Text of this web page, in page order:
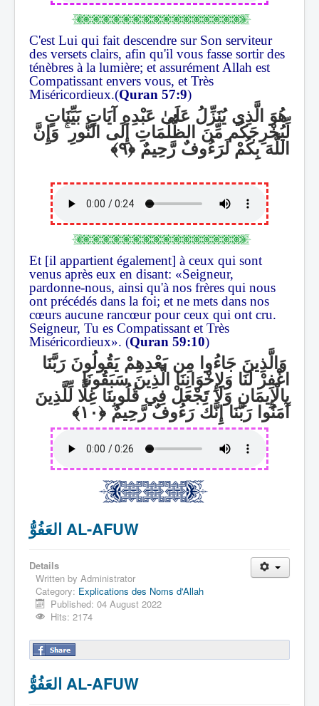
C'est Lui qui fait descendre sur Son serviteur
des versets clairs, afin qu'il vous fasse sortir des
ténèbres à la lumière; et assurément Allah est
Compatissant envers vous, et Très
Miséricordieux.(Quran 57:9)
هُوَ الَّذِي يُنَزِّلُ عَلَىٰ عَبْدِهِ آيَاتٍ بَيِّنَاتٍ
لِّيُخْرِجَكُم مِّنَ الظُّلُمَاتِ إِلَى النُّورِۚ وَإِنَّ
اللَّهَ بِكُمْ لَرَءُوفٌ رَّحِيمٌ
Et [il appartient également] à ceux qui sont
venus après eux en disant: «Seigneur,
pardonne-nous, ainsi qu'à nos frères qui nous
ont précédés dans la foi; et ne mets dans nos
cœurs aucune rancœur pour ceux qui ont cru.
Seigneur, Tu es Compatissant et Très
Miséricordieux». (Quran 59:10)
وَالَّذِينَ جَاءُوا مِن بَعْدِهِمْ يَقُولُونَ رَبَّنَا
اغْفِرْ لَنَا وَلِإِخْوَانِنَا الَّذِينَ سَبَقُونَا
بِالْإِيمَانِ وَلَا تَجْعَلْ فِي قُلُوبِنَا غِلًّا لِّلَّذِينَ
آمَنُوا رَبَّنَا إِنَّكَ رَءُوفٌ رَّحِيمٌ
العَفُوُّ AL-AFUW
Details
Written by Administrator
Category: Explications des Noms d'Allah
Published: 04 August 2022
Hits: 2174
العَفُوُّ AL-AFUW